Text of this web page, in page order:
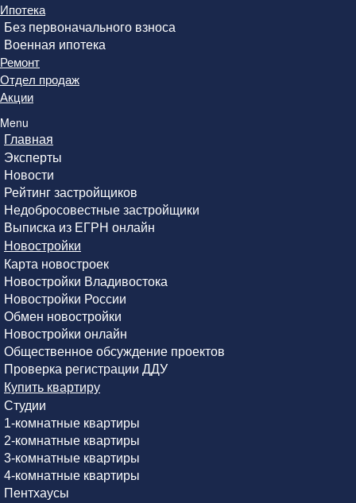
Ипотека
Без первоначального взноса
Военная ипотека
Ремонт
Отдел продаж
Акции
Menu
Главная
Эксперты
Новости
Рейтинг застройщиков
Недобросовестные застройщики
Выписка из ЕГРН онлайн
Новостройки
Карта новостроек
Новостройки Владивостока
Новостройки России
Обмен новостройки
Новостройки онлайн
Общественное обсуждение проектов
Проверка регистрации ДДУ
Купить квартиру
Студии
1-комнатные квартиры
2-комнатные квартиры
3-комнатные квартиры
4-комнатные квартиры
Пентхаусы